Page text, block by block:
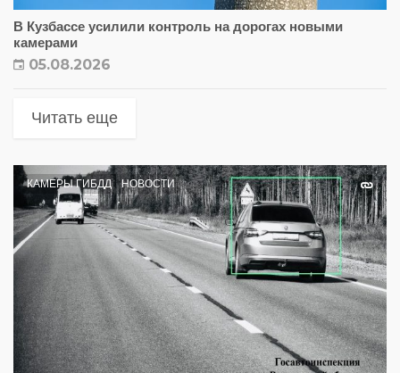
В Кузбассе усилили контроль на дорогах новыми
камерами
05.08.2026
Читать еще
КАМЕРЫ ГИБДД НОВОСТИ